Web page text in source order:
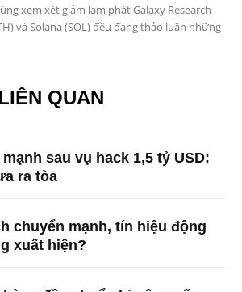
xem xét giảm lạm phát Galaxy Research
và Solana (SOL) đều đang thảo luận những
QUAN
sau vụ hack 1,5 tỷ USD:
ra tòa
chuyển mạnh, tín hiệu động
xuất hiện?